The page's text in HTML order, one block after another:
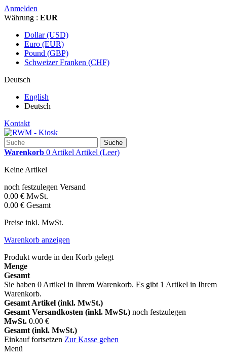
Anmelden
Währung : EUR
Dollar (USD)
Euro (EUR)
Pound (GBP)
Schweizer Franken (CHF)
Deutsch
English
Deutsch
Kontakt
Suche
Warenkorb 0 Artikel Artikel (Leer)
Keine Artikel
noch festzulegen Versand
0.00 € MwSt.
0.00 € Gesamt
Preise inkl. MwSt.
Warenkorb anzeigen
Produkt wurde in den Korb gelegt
Menge
Gesamt
Sie haben 0 Artikel in Ihrem Warenkorb. Es gibt 1 Artikel in Ihrem
Warenkorb.
Gesamt Artikel (inkl. MwSt.)
Gesamt Versandkosten (inkl. MwSt.) noch festzulegen
MwSt. 0.00 €
Gesamt (inkl. MwSt.)
Einkauf fortsetzen Zur Kasse gehen
Menü